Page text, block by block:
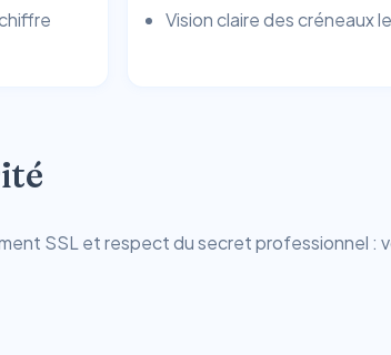
Vision claire des créneaux
SSL et respect du secret professionnel